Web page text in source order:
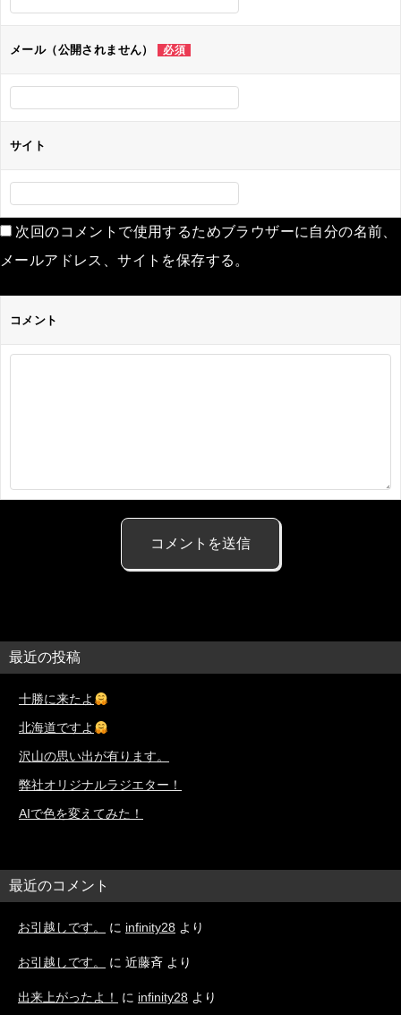
ョ
ンメール（公開されません） 必須
サイト
次回のコメントで使用するためブラウザーに自分の名前、
メールアドレス、サイトを保存する。
コメント
最近の投稿
十勝に来たよ
北海道ですよ
沢山の思い出が有ります。
弊社オリジナルラジエター！
AIで色を変えてみた！
最近のコメント
お引越しです。 に infinity28 より
お引越しです。 に 近藤斉 より
出来上がったよ！ に infinity28 より